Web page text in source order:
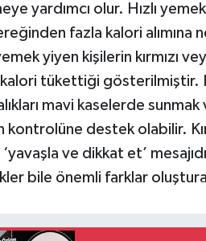
yardımcı olur. Hızlı
fazla kalori alımına
yiyen kişilerin kırmızı
tükettiği gösterilmiştir.
mavi kaselerde
destek olabilir.
‘yavaşla ve dikkat et’
bile önemli farklar